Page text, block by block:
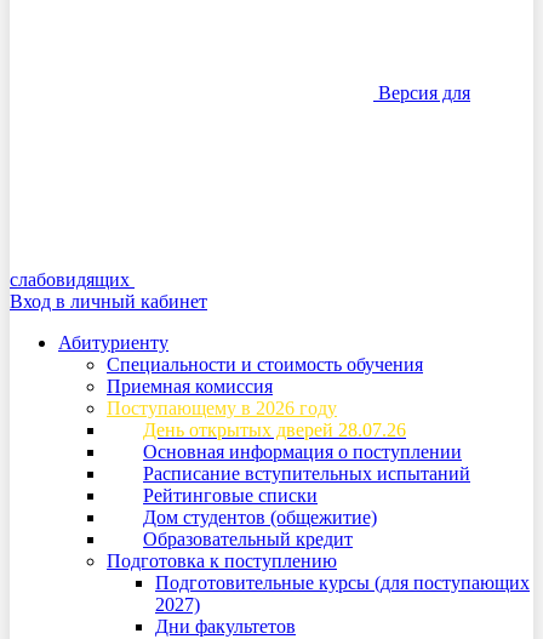
Версия для
слабовидящих
Вход в личный кабинет
Абитуриенту
Специальности и стоимость обучения
Приемная комиссия
Поступающему в 2026 году
День открытых дверей 28.07.26
Основная информация о поступлении
Расписание вступительных испытаний
Рейтинговые списки
Дом студентов (общежитие)
Образовательный кредит
Подготовка к поступлению
Подготовительные курсы (для поступающих
2027)
Дни факультетов